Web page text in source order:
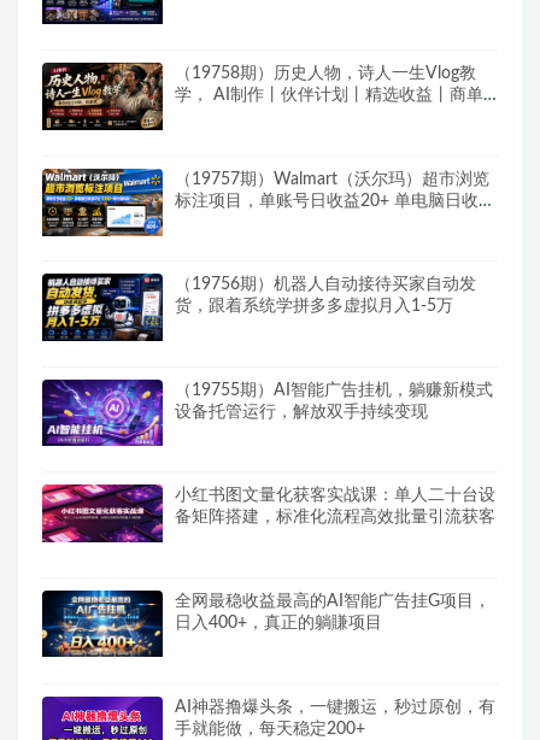
（19758期）历史人物，诗人一生Vlog教
学， AI制作丨伙伴计划丨精选收益丨商单
（19757期）Walmart（沃尔玛）超市浏览
标注项目，单账号日收益20+ 单电脑日收益
（19756期）机器人自动接待买家自动发
货，跟着系统学拼多多虚拟月入1-5万
（19755期）AI智能广告挂机，躺赚新模式
设备托管运行，解放双手持续变现
小红书图文量化获客实战课：单人二十台设
备矩阵搭建，标准化流程高效批量引流获客
全网最稳收益最高的AI智能广告挂G项目，
日入400+，真正的躺賺项目
AI神器撸爆头条，一键搬运，秒过原创，有
手就能做，每天稳定200+